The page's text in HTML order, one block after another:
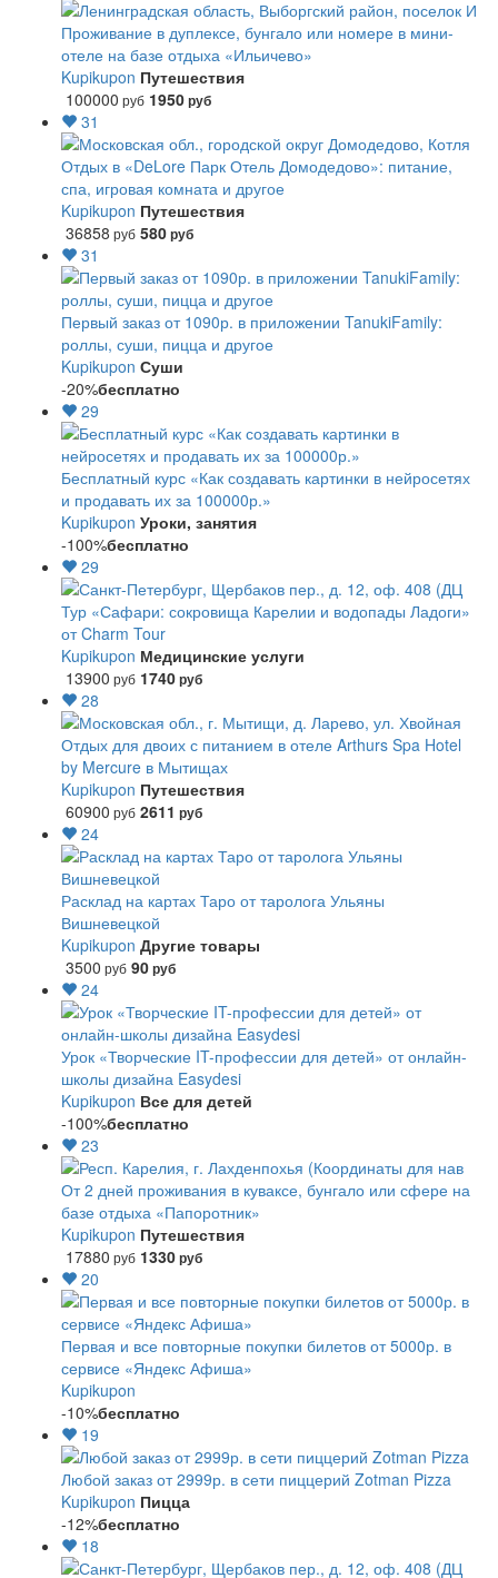
Проживание в дуплексе, бунгало или номере в мини-
отеле на базе отдыха «Ильичево»
Kupikupon Путешествия
100000 руб 1950руб
31
Отдых в «DeLore Парк Отель Домодедово»: питание,
спа, игровая комната и другое
Kupikupon Путешествия
36858 руб 580руб
31
Первый заказ от 1090р. в приложении TanukiFamily:
роллы, суши, пицца и другое
Kupikupon Суши
-20%бесплатно
29
Бесплатный курс «Как создавать картинки в нейросетях
и продавать их за 100000р.»
Kupikupon Уроки, занятия
-100%бесплатно
29
Тур «Сафари: сокровища Карелии и водопады Ладоги»
от Charm Tour
Kupikupon Медицинские услуги
13900 руб 1740руб
28
Отдых для двоих с питанием в отеле Arthurs Spa Hotel
by Mercure в Мытищах
Kupikupon Путешествия
60900 руб 2611 руб
24
Расклад на картах Таро от таролога Ульяны
Вишневецкой
Kupikupon Другие товары
3500 руб 90руб
24
Урок «Творческие IT-профессии для детей» от онлайн-
школы дизайна Easydesi
Kupikupon Все для детей
-100%бесплатно
23
От 2 дней проживания в куваксе, бунгало или сфере на
базе отдыха «Папоротник»
Kupikupon Путешествия
17880 руб 1330руб
20
Первая и все повторные покупки билетов от 5000р. в
сервисе «Яндекс Афиша»
Kupikupon
-10%бесплатно
19
Любой заказ от 2999р. в сети пиццерий Zotman Pizza
Kupikupon Пицца
-12%бесплатно
18